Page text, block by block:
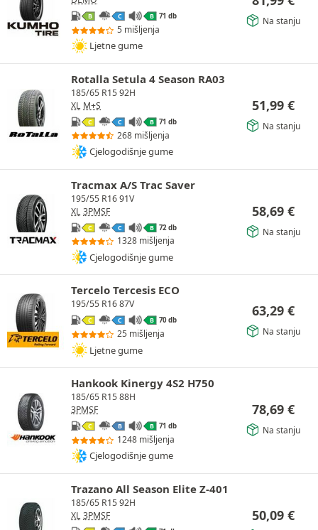
B C B 71 db
5 mišljenja
Ljetne gume
Na stanju
Rotalla Setula 4 Season RA03
185/65 R15 92H
XL M+S
C C B 71 db
268 mišljenja
Cjelogodišnje gume
51,99 €
Na stanju
Tracmax A/S Trac Saver
195/55 R16 91V
XL 3PMSF
C C B 72 db
1328 mišljenja
Cjelogodišnje gume
58,69 €
Na stanju
Tercelo Tercesis ECO
195/55 R16 87V
C C B 70 db
25 mišljenja
Ljetne gume
63,29 €
Na stanju
Hankook Kinergy 4S2 H750
185/65 R15 88H
3PMSF
C B B 71 db
1248 mišljenja
Cjelogodišnje gume
78,69 €
Na stanju
Trazano All Season Elite Z-401
185/65 R15 92H
XL 3PMSF 50,09 €